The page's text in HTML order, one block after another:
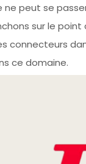
peut se
sur le
connecteurs
ce domaine.